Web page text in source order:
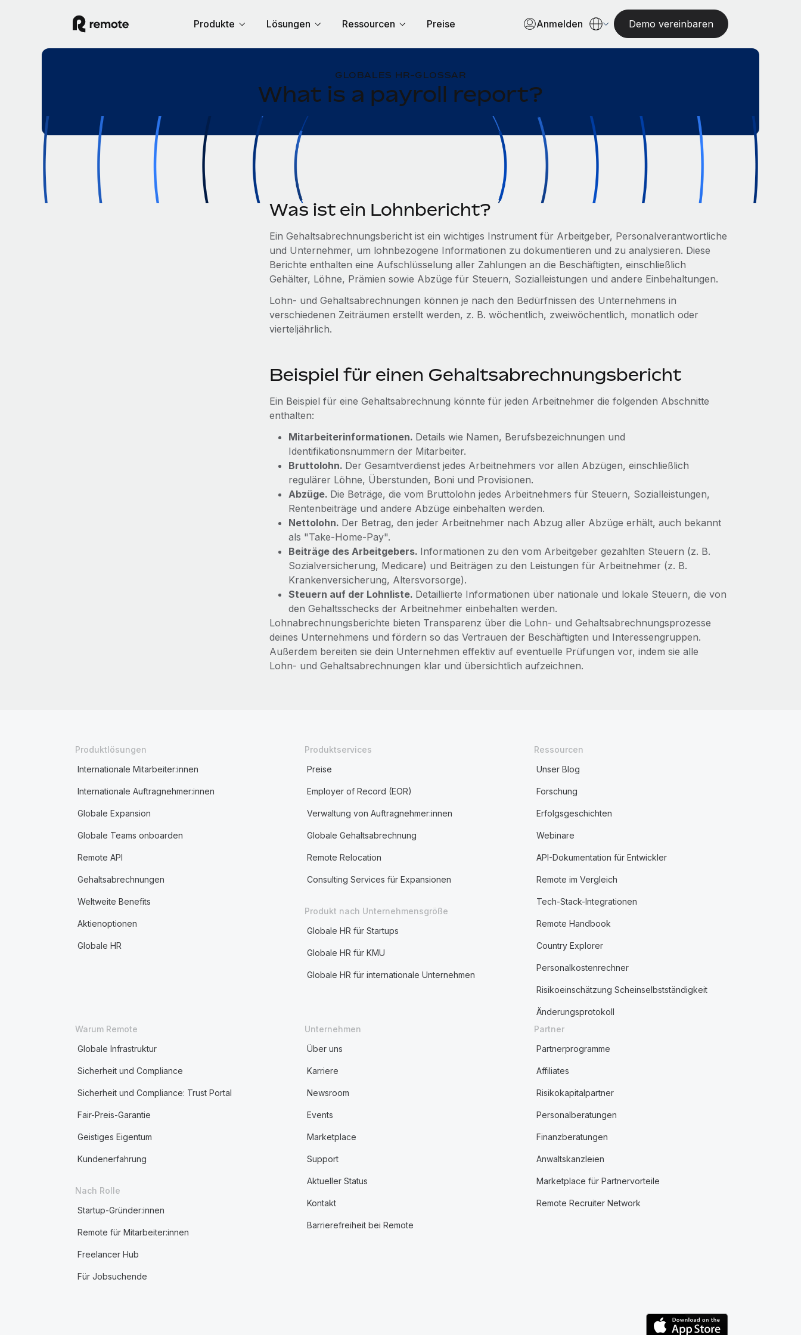
Produkte Lösungen Ressourcen Preise Anmelden Demo vereinbaren
GLOBALES HR-GLOSSAR
What is a payroll report?
Was ist ein Lohnbericht?
Ein Gehaltsabrechnungsbericht ist ein wichtiges Instrument für Arbeitgeber, Personalverantwortliche
und Unternehmer, um lohnbezogene Informationen zu dokumentieren und zu analysieren. Diese
Berichte enthalten eine Aufschlüsselung aller Zahlungen an die Beschäftigten, einschließlich
Gehälter, Löhne, Prämien sowie Abzüge für Steuern, Sozialleistungen und andere Einbehaltungen.
Lohn- und Gehaltsabrechnungen können je nach den Bedürfnissen des Unternehmens in
verschiedenen Zeiträumen erstellt werden, z. B. wöchentlich, zweiwöchentlich, monatlich oder
vierteljährlich.
Beispiel für einen Gehaltsabrechnungsbericht
Ein Beispiel für eine Gehaltsabrechnung könnte für jeden Arbeitnehmer die folgenden Abschnitte
enthalten:
Mitarbeiterinformationen. Details wie Namen, Berufsbezeichnungen und
Identifikationsnummern der Mitarbeiter.
Bruttolohn. Der Gesamtverdienst jedes Arbeitnehmers vor allen Abzügen, einschließlich
regulärer Löhne, Überstunden, Boni und Provisionen.
Abzüge. Die Beträge, die vom Bruttolohn jedes Arbeitnehmers für Steuern, Sozialleistungen,
Rentenbeiträge und andere Abzüge einbehalten werden.
Nettolohn. Der Betrag, den jeder Arbeitnehmer nach Abzug aller Abzüge erhält, auch bekannt
als "Take-Home-Pay".
Beiträge des Arbeitgebers. Informationen zu den vom Arbeitgeber gezahlten Steuern (z. B.
Sozialversicherung, Medicare) und Beiträgen zu den Leistungen für Arbeitnehmer (z. B.
Krankenversicherung, Altersvorsorge).
Steuern auf der Lohnliste. Detaillierte Informationen über nationale und lokale Steuern, die von
den Gehaltsschecks der Arbeitnehmer einbehalten werden.
Lohnabrechnungsberichte bieten Transparenz über die Lohn- und Gehaltsabrechnungsprozesse
deines Unternehmens und fördern so das Vertrauen der Beschäftigten und Interessengruppen.
Außerdem bereiten sie dein Unternehmen effektiv auf eventuelle Prüfungen vor, indem sie alle
Lohn- und Gehaltsabrechnungen klar und übersichtlich aufzeichnen.
Produktlösungen
Internationale Mitarbeiter:innen
Internationale Auftragnehmer:innen
Globale Expansion
Globale Teams onboarden
Remote API
Gehaltsabrechnungen
Weltweite Benefits
Aktienoptionen
Globale HR
Produktservices
Preise
Employer of Record (EOR)
Verwaltung von Auftragnehmer:innen
Globale Gehaltsabrechnung
Remote Relocation
Consulting Services für Expansionen
Produkt nach Unternehmensgröße
Globale HR für Startups
Globale HR für KMU
Globale HR für internationale Unternehmen
Ressourcen
Unser Blog
Forschung
Erfolgsgeschichten
Webinare
API-Dokumentation für Entwickler
Remote im Vergleich
Tech-Stack-Integrationen
Remote Handbook
Country Explorer
Personalkostenrechner
Risikoeinschätzung Scheinselbstständigkeit
Änderungsprotokoll
Warum Remote
Globale Infrastruktur
Sicherheit und Compliance
Sicherheit und Compliance: Trust Portal
Fair-Preis-Garantie
Geistiges Eigentum
Kundenerfahrung
Nach Rolle
Startup-Gründer:innen
Remote für Mitarbeiter:innen
Freelancer Hub
Für Jobsuchende
Unternehmen
Über uns
Karriere
Newsroom
Events
Marketplace
Support
Aktueller Status
Kontakt
Barrierefreiheit bei Remote
Partner
Partnerprogramme
Affiliates
Risikokapitalpartner
Personalberatungen
Finanzberatungen
Anwaltskanzleien
Marketplace für Partnervorteile
Remote Recruiter Network